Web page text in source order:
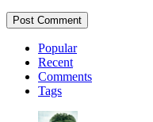
Popular
Recent
Comments
Tags